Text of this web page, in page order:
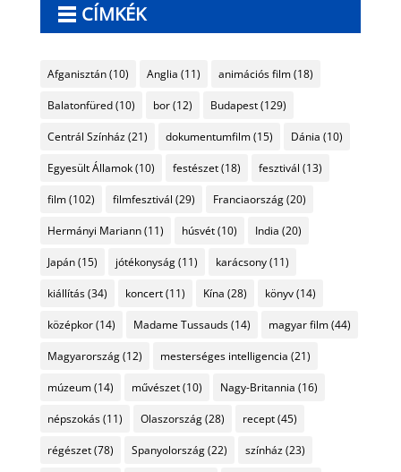
CÍMKÉK
Afganisztán(10) Anglia (11) animációs film(18)
Balatonfüred(10) bor(12) Budapest(129)
Centrál Színház(21) dokumentumfilm(15) Dánia (10)
Egyesült Államok(10) festészet(18) fesztivál (13)
film(102) filmfesztivál (29) Franciaország(20)
Hermányi Mariann(11) húsvét(10) India (20)
Japán(15) jótékonyság(11) karácsony(11)
kiállítás(34) koncert(11) Kína (28) könyv(14)
középkor(14) Madame Tussauds(14) magyar film(44)
Magyarország(12) mesterséges intelligencia (21)
múzeum(14) művészet(10) Nagy-Britannia (16)
népszokás(11) Olaszország(28) recept(45)
régészet(78) Spanyolország(22) színház(23)